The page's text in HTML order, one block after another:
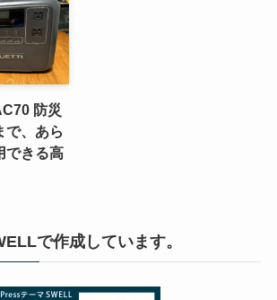
防災
で、あら
できる高
で作成しています。